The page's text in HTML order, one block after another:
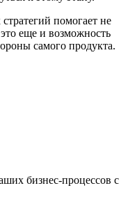
помогает не
еще и возможность
самого продукта.
бизнес-процессов с